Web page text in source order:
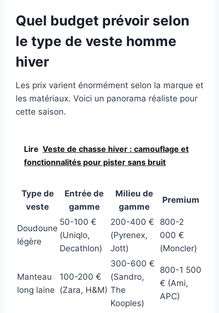
Quel budget prévoir selon
le type de veste homme
hiver
Les prix varient énormément selon la marque et
les matériaux. Voici un panorama réaliste pour
cette saison.
Lire Veste de chasse hiver : camouflage et
fonctionnalités pour pister sans bruit
Type de
veste
Entrée de
gamme
Milieu de
gamme
Premium
Doudoune
légère
50-100 €
(Uniqlo,
Decathlon)
200-400 €
(Pyrenex,
Jott)
800-2
000 €
(Moncler)
Manteau
long laine
100-200 €
(Zara, H&M)
300-600 €
(Sandro,
The
Kooples)
800-1 500
€ (Ami,
APC)